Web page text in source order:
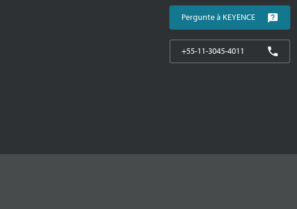
Pergunte à KEYENCE
+55-11-3045-4011